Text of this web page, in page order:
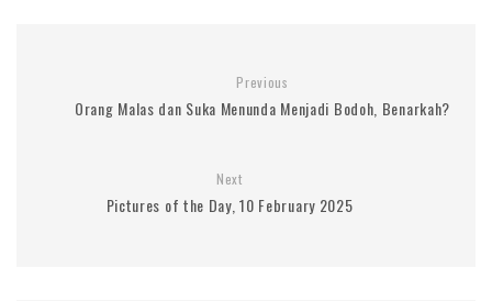
Previous
Orang Malas dan Suka Menunda Menjadi Bodoh, Benarkah?
Next
Pictures of the Day, 10 February 2025